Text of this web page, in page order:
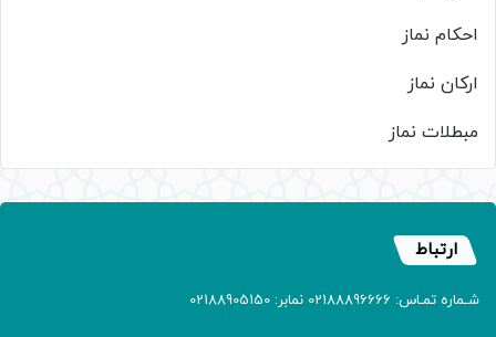
احکام نماز
ارکان نماز
مبطلات نماز
ارتباط
شـماره تمـاس: 02188896666 نمابر: 02188905150